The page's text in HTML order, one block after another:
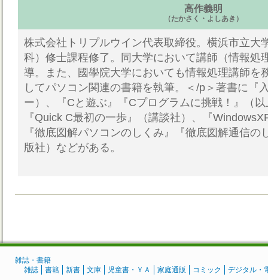
高作義明
（たかさく・よしあき）
株式会社トリプルウイン代表取締役。横浜市立大
科）修士課程修了。同大学において講師（情報処
導。また、國學院大学においても情報処理講師を
してパソコン関連の書籍を執筆。＜/p＞著書に『
ー）、『Cと遊ぶ』『Cプログラムに挑戦！』（
『Quick C最初の一歩』（講談社）、『
『徹底図解パソコンのしくみ』『徹底図解通信の
版社）などがある。
雑誌・書籍
雑誌
書籍 新書 文庫 児童書・ＹＡ 家庭通販 コミック デジタル・